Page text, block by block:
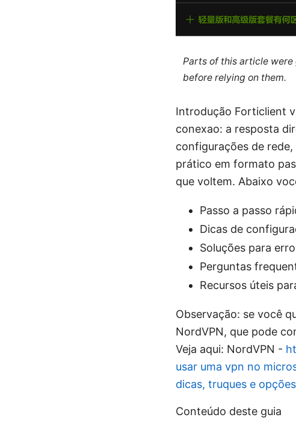
Parts of this article
before relying on them.
Introdução Forticlient
conexao: a resposta
configurações de
prático em formato
que voltem. Abaixo
Passo a passo
Dicas de
Soluções para
Perguntas
Recursos úteis
Observação: se você
NordVPN, que pode
Veja aqui: NordVPN -
usar uma vpn no
dicas, truques e opções
Conteúdo deste guia